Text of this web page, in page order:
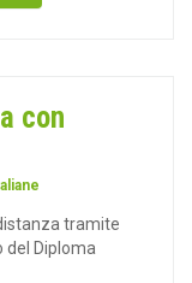
con
tramite
del Diploma